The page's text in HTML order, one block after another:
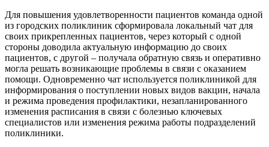
Для повышения удовлетворенности пациентов команда одной
из городских поликлиник сформировала локальный чат для
своих прикрепленных пациентов, через который с одной
стороны доводила актуальную информацию до своих
пациентов, с другой – получала обратную связь и оперативно
могла решать возникающие проблемы в связи с оказанием
помощи. Одновременно чат используется поликлиникой для
информирования о поступлении новых видов вакцин, начала
и режима проведения профилактики, незапланированного
изменения расписания в связи с болезнью ключевых
специалистов или изменения режима работы подразделений
поликлиники.